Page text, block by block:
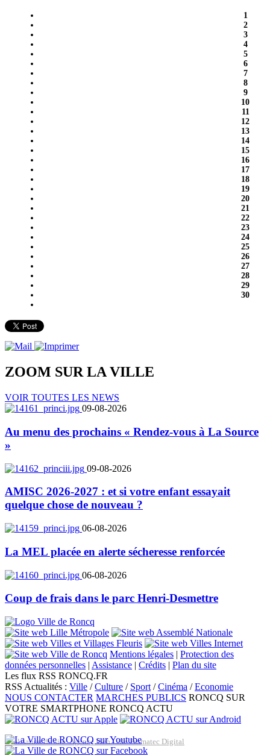
1
2
3
4
5
6
7
8
9
10
11
12
13
14
15
16
17
18
19
20
21
22
23
24
25
26
27
28
29
30
ZOOM SUR LAVILLE
VOIR TOUTES LES NEWS
09-08-2026
Au menu des prochains « Rendez-vous à La Source
»
09-08-2026
AMISC 2026-2027 : et si votre enfant essayait
quelque chose de nouveau ?
06-08-2026
La MEL placée en alerte sécheresse renforcée
06-08-2026
Coup de frais dans le parc Henri-Desmettre
Mentions légales | Protection des
données personnelles | Assistance | Crédits | Plan du site
Les flux RSS RONCQ.FR
RSS Actualités : Ville /Culture / Sport /Cinéma /Economie
NOUS CONTACTER MARCHES PUBLICS RONCQ SUR
VOTRE SMARTPHONE RONCQ ACTU
Réalisation du site: Agence Web Lille Promatec Digital